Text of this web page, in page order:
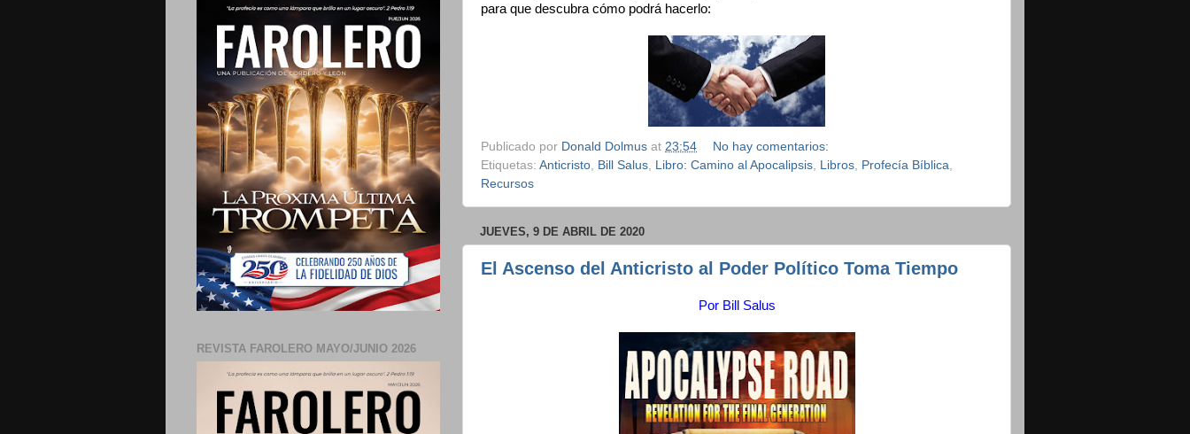
para que descubra cómo podrá hacerlo:
Publicado por Donald Dolmus at 23:54
No hay comentarios:
Etiquetas: Anticristo, Bill Salus, Libro: Camino al Apocalipsis, Libros, Profecía Bíblica,
Recursos
JUEVES, 9 DE ABRIL DE 2020
El Ascenso del Anticristo al Poder Político Toma Tiempo
Por Bill Salus
REVISTA FAROLERO MAYO/JUNIO 2026